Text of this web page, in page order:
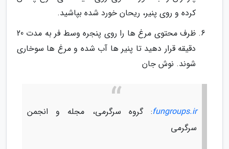
کرده و روی پنیر، ریحان خورد شده بپاشید.
ظرف محتوی مرغ ها را روی پنجره وسط فر به مدت 20
دقیقه قرار دهید تا پنیر ها آب شده و مرغ ها سوخاری
شوند. نوش جان
fungroups.ir: گروه سرگرمی، مجله و انجمن
سرگرمی